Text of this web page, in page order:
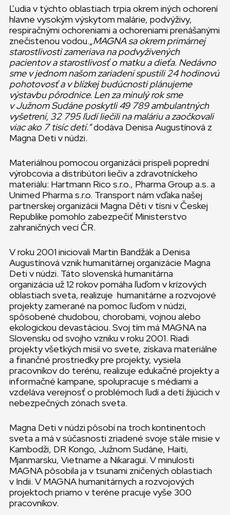
Ľudia v týchto oblastiach trpia okrem iných ochorení
hlavne vysokým výskytom malárie, podvýživy,
respiračnými ochoreniami a ochoreniami prenášanými
znečistenou vodou.„MAGNA sa okrem primárnej
starostlivosti zameriava na podvyživených
pacientov a starostlivosť o matku a dieťa. Nedávno
sme v jednom našom zariadení spustili 24 hodinovú
pohotovosť a v blízkej budúcnosti plánujeme
výstavbu pôrodnice. Len za minulý rok sme
v Južnom Sudáne poskytli 49 789 ambulantných
vyšetrení, 32 795 ľudí liečili na maláriu a zaočkovali
viac ako 7 tisíc detí.“dodáva Denisa Augustínová z
Magna Deti v núdzi.
Materiálnou pomocou organizácii prispeli poprední
výrobcovia a distribútori liečiv a zdravotníckeho
materiálu: Hartmann Rico s.r.o., Pharma Group a.s. a
Unimed Pharma s.r.o. Transport nám vďaka našej
partnerskej organizácii Magna Děti v tísni v Českej
Republike pomohlo zabezpečiť Ministerstvo
zahraničných vecí ČR.
V roku 2001 iniciovali Martin Bandžák a Denisa
Augustínová vznik humanitárnej organizácie Magna
Deti v núdzi. Táto slovenská humanitárna
organizácia už 12 rokov pomáha ľuďom v krízových
oblastiach sveta, realizuje humanitárne a rozvojové
projekty zamerané na pomoc ľuďom v núdzi,
spôsobené chudobou, chorobami, vojnou alebo
ekologickou devastáciou. Svoj tím má MAGNA na
Slovensku od svojho vzniku v roku 2001. Riadi
projekty všetkých misií vo svete, získava materiálne
a finančné prostriedky pre projekty, vysiela
pracovníkov do terénu, realizuje edukačné projekty a
informačné kampane, spolupracuje s médiami a
vzdeláva verejnosť o problémoch ľudí a detí žijúcich v
nebezpečných zónach sveta.
Magna Deti v núdzi pôsobí na troch kontinentoch
sveta a má v súčasnosti zriadené svoje stále misie v
Kambodži, DR Kongo, Južnom Sudáne, Haiti,
Mjanmarsku, Vietname a Nikaragui. V minulosti
MAGNA pôsobila ja v tsunami zničených oblastiach
v Indii. V MAGNA humanitárnych a rozvojových
projektoch priamo v teréne pracuje vyše 300
pracovníkov.